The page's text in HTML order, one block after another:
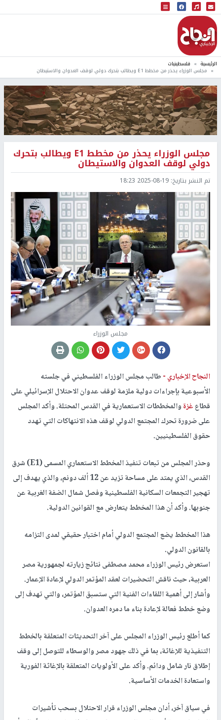
البث المباشر
إذاعة النجاح
الرئيسية فلسطينيات
مجلس الوزراء يحذر من مخطط E1 ويطالب بتحرك دولي لوقف العدوان والاستيطان
مجلس الوزراء يحذر من مخطط E1 ويطالب بتحرك
دولي لوقف العدوان والاستيطان
تم النشر بتاريخ: 2025-08-19 18:23
مجلس الوزراء
النجاح الإخباري -طالب مجلس الوزراء الفلسطيني في جلسته
الأسبوعية بإجراءات دولية ملزمة لوقف عدوان الاحتلال الإسرائيلي على
قطاعغزةوالمخططات الاستعمارية في القدس المحتلة. وأكد المجلس
على ضرورة تحرك المجتمع الدولي لوقف هذه الانتهاكات التي تهدد
حقوق الفلسطينيين.
وحذر المجلس من تبعات تنفيذ المخطط الاستعماري المسمى (E1) شرق
القدس، الذي يمتد على مساحة تزيد عن 12 ألف دونم، والذي يهدف إلى
تهجير التجمعات السكانية الفلسطينية وفصل شمال الضفة الغربية عن
جنوبها. وأكد أن هذا المخطط يتعارض مع القوانين الدولية.
هذا المخطط يضع المجتمع الدولي أمام اختبار حقيقي لمدى التزامه
بالقانون الدولي.
استعرض رئيس الوزراء محمد مصطفى نتائج زيارته لجمهورية مصر
العربية، حيث ناقش التحضيرات لعقد المؤتمر الدولي لإعادة الإعمار.
وأشار إلى أهمية اللقاءات الفنية التي ستسبق المؤتمر، والتي تهدف إلى
وضع خطط فعالة لإعادة بناء ما دمره العدوان.
كما أطلع رئيس الوزراء المجلس على آخر التحديثات المتعلقة بالخطط
التنفيذية للإغاثة، بما في ذلك جهود مصر والوسطاء للتوصل إلى وقف
إطلاق نار شامل ودائم. وأكد على الأولويات المتعلقة بالإغاثة الفورية
واستعادة الخدمات الأساسية.
في سياق آخر، أدان مجلس الوزراء قرار الاحتلال بسحب تأشيرات